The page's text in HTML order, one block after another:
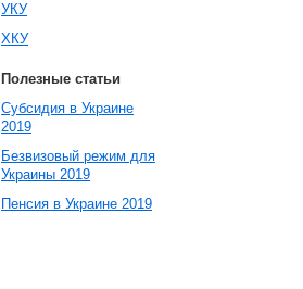
УКУ
ХКУ
Полезные статьи
Субсидия в Украине
2019
Безвизовый режим для
Украины 2019
Пенсия в Украине 2019